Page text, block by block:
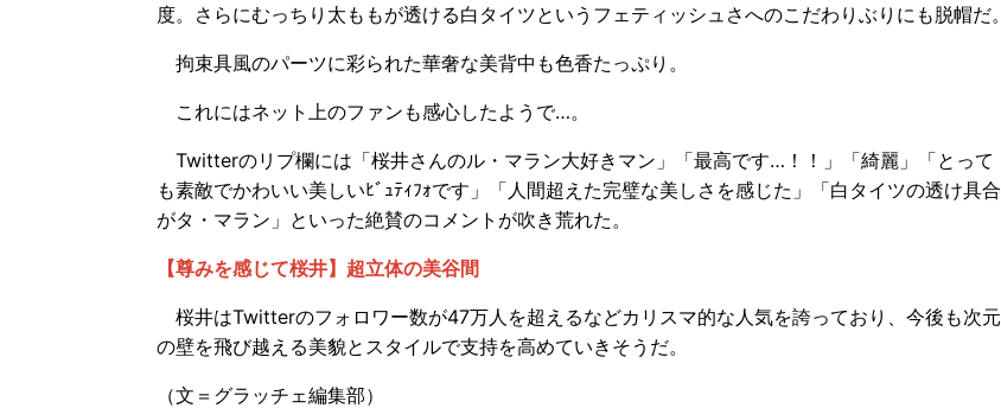
度。さらにむっちり太ももが透ける白タイツというフェティッシュさへのこだわりぶりにも脱帽だ。
拘束具風のパーツに彩られた華奢な美背中も色香たっぷり。
これにはネット上のファンも感心したようで…。
Twitterのリプ欄には「桜井さんのル・マラン大好きマン」「最高です…！！」「綺麗」「とって
も素敵でかわいい美しいﾋﾞｭﾃｨﾌｫです」「人間超えた完璧な美しさを感じた」「白タイツの透け具合
がタ・マラン」といった絶賛のコメントが吹き荒れた。
【尊みを感じて桜井】超立体の美谷間
桜井はTwitterのフォロワー数が47万人を超えるなどカリスマ的な人気を誇っており、今後も次元
の壁を飛び越える美貌とスタイルで支持を高めていきそうだ。
（文＝グラッチェ編集部）